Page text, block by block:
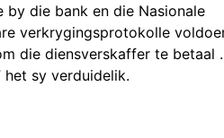
die bank en die Nasionale
verkrygingsprotokolle
die diensverskaffer te betaal
het sy verduidelik.